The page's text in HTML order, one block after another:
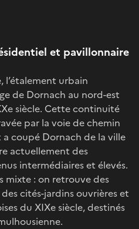
et pavillonnaire
l’étalement urbain
de Dornach au nord-est
siècle. Cette continuité
par la voie de chemin
coupé Dornach de la ville
actuellement des
intermédiaires et élevés.
mixte : on retrouve des
cités-jardins ouvrières et
du XIXe siècle, destinés